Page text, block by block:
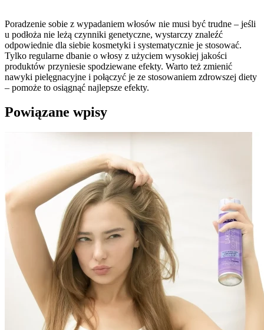
Poradzenie sobie z wypadaniem włosów nie musi być trudne – jeśli
u podłoża nie leżą czynniki genetyczne, wystarczy znaleźć
odpowiednie dla siebie kosmetyki i systematycznie je stosować.
Tylko regularne dbanie o włosy z użyciem wysokiej jakości
produktów przyniesie spodziewane efekty. Warto też zmienić
nawyki pielęgnacyjne i połączyć je ze stosowaniem zdrowszej diety
– pomoże to osiągnąć najlepsze efekty.
Powiązane wpisy